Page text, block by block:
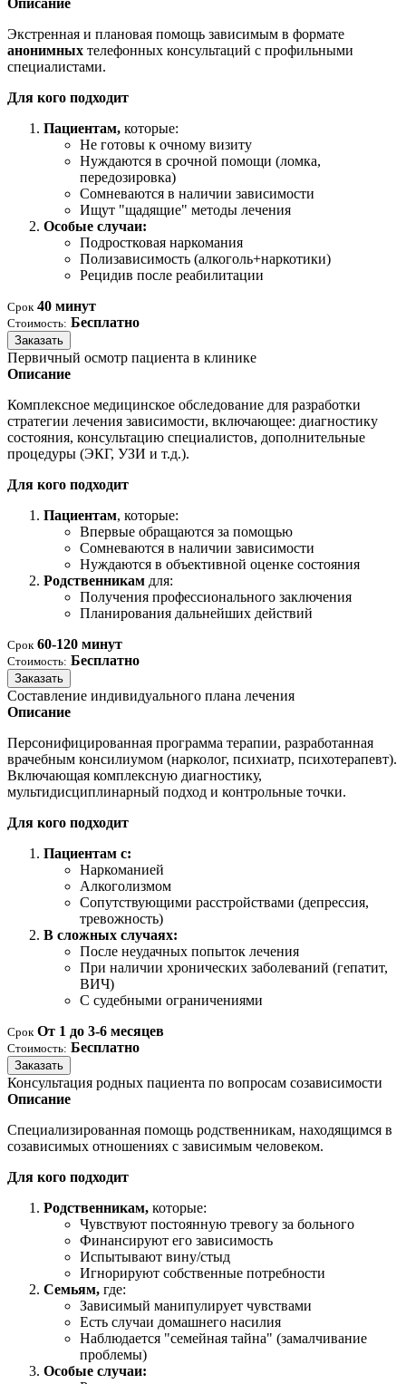
Экстренная и плановая помощь зависимым в формате
анонимных телефонных консультаций с профильными
специалистами.
Для кого подходит
Пациентам, которые:
Не готовы к очному визиту
Нуждаются в срочной помощи (ломка,
передозировка)
Сомневаются в наличии зависимости
Ищут "щадящие" методы лечения
Особые случаи:
Подростковая наркомания
Полизависимость (алкоголь+наркотики)
Рецидив после реабилитации
Срок 40 минут
Стоимость: Бесплатно
Заказать
Первичный осмотр пациента в клинике
Описание
Комплексное медицинское обследование для разработки
стратегии лечения зависимости, включающее: диагностику
состояния, консультацию специалистов, дополнительные
процедуры (ЭКГ, УЗИ и т.д.).
Для кого подходит
Пациентам, которые:
Впервые обращаются за помощью
Сомневаются в наличии зависимости
Нуждаются в объективной оценке состояния
Родственникам для:
Получения профессионального заключения
Планирования дальнейших действий
Срок 60-120 минут
Стоимость: Бесплатно
Заказать
Составление индивидуального плана лечения
Описание
Персонифицированная программа терапии, разработанная
врачебным консилиумом (нарколог, психиатр, психотерапевт).
Включающая комплексную диагностику,
мультидисциплинарный подход и контрольные точки.
Для кого подходит
Пациентам с:
Наркоманией
Алкоголизмом
Сопутствующими расстройствами (депрессия,
тревожность)
В сложных случаях:
После неудачных попыток лечения
При наличии хронических заболеваний (гепатит,
ВИЧ)
С судебными ограничениями
Срок От 1 до 3-6 месяцев
Стоимость: Бесплатно
Заказать
Консультация родных пациента по вопросам созависимости
Описание
Специализированная помощь родственникам, находящимся в
созависимых отношениях с зависимым человеком.
Для кого подходит
Родственникам, которые:
Чувствуют постоянную тревогу за больного
Финансируют его зависимость
Испытывают вину/стыд
Игнорируют собственные потребности
Семьям, где:
Зависимый манипулирует чувствами
Есть случаи домашнего насилия
Наблюдается "семейная тайна" (замалчивание
проблемы)
Особые случаи: